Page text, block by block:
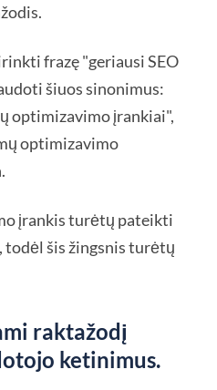
frazę "geriausi SEO
šiuos sinonimus:
optimizavimo įrankiai",
optimizavimo
įrankis turėtų pateikti
šis žingsnis turėtų
raktažodį
ketinimus.